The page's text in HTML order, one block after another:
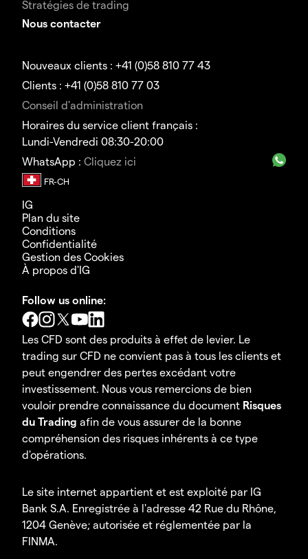
Stratégies de trading
Nous contacter
Nouveaux clients : +41 (0)58 810 77 43
Clients : +41 (0)58 810 77 03
Conseil d'administration
Horaires du service client français :
Lundi-Vendredi 08:30-20:00
WhatsApp : Cliquez ici
IG
Plan du site
Conditions
Confidentialité
Gestion des Cookies
À propos d'IG
Follow us online:
Les CFD sont des produits à effet de levier. Le
trading sur CFD ne convient pas à tous les clients et
peut engendrer des pertes excédant votre
investissement. Nous vous remercions de bien
vouloir prendre connaissance du document Risques
du Trading afin de vous assurer de la bonne
compréhension des risques inhérents à ce type
d'opérations.
Le site internet appartient et est exploité par IG
Bank S.A. Enregistrée à l'adresse 42 Rue du Rhône,
1204 Genève; autorisée et réglementée par la
FINMA.